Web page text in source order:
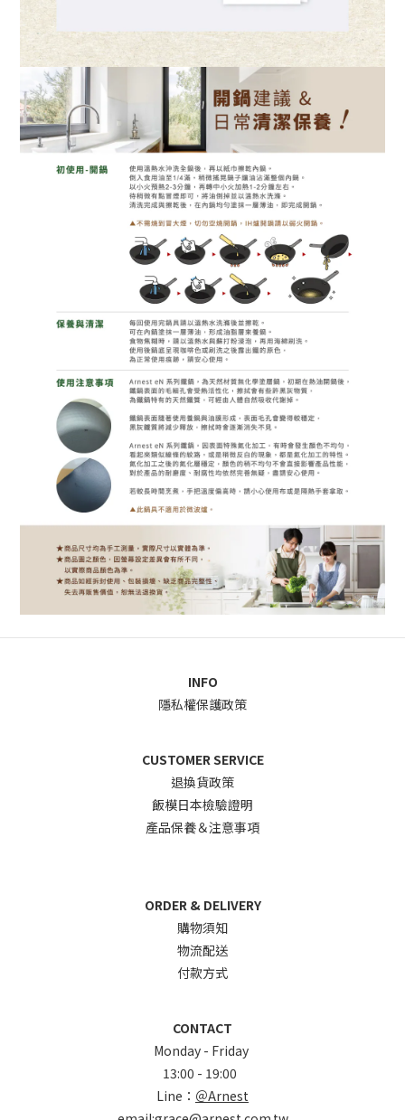
INFO
隱私權保護政策
CUSTOMER SERVICE
退換貨政策
飯模日本檢驗證明
產品保養＆注意事項
ORDER & DELIVERY
購物須知
物流配送
付款方式
CONTACT
Monday - Friday
13:00 - 19:00
Line： ＠Arnest